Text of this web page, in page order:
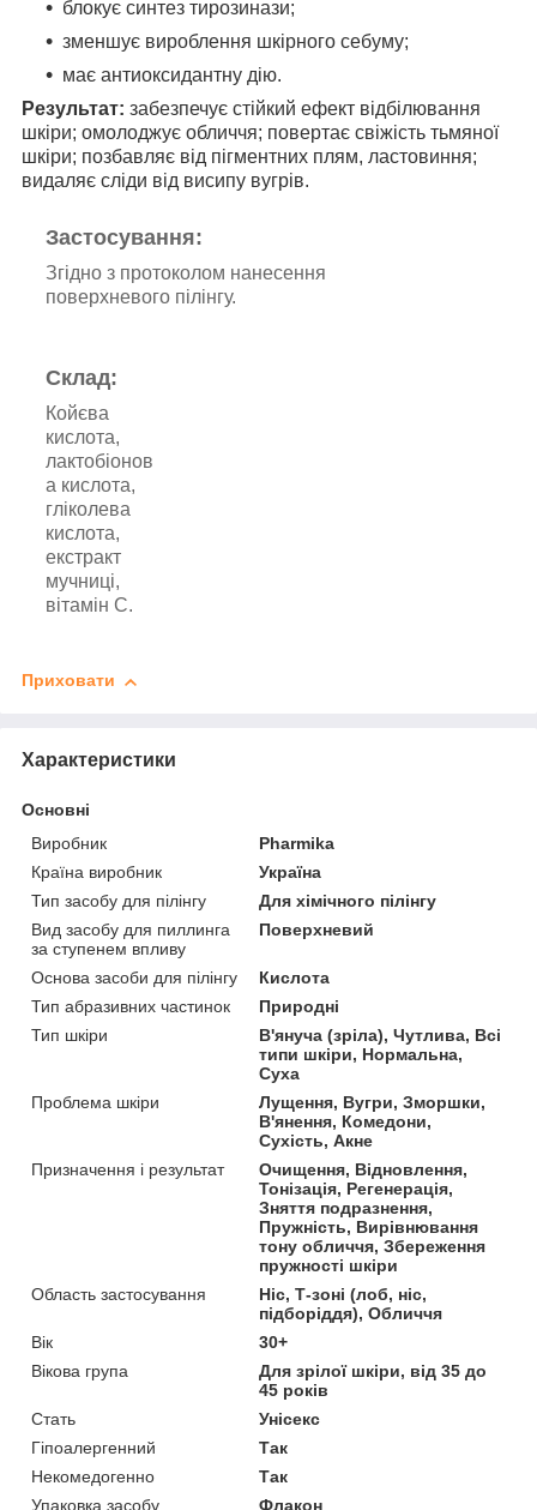
блокує синтез тирозинази;
зменшує вироблення шкірного себуму;
має антиоксидантну дію.
Результат: забезпечує стійкий ефект відбілювання
шкіри; омолоджує обличчя; повертає свіжість тьмяної
шкіри; позбавляє від пігментних плям, ластовиння;
видаляє сліди від висипу вугрів.
Застосування:
Згідно з протоколом нанесення
поверхневого пілінгу.
Склад:
Койєва
кислота,
лактобіонов
а кислота,
гліколева
кислота,
екстракт
мучниці,
вітамін С.
Приховати
Характеристики
Основні
Виробник
Pharmika
Країна виробник
Україна
Тип засобу для пілінгу
Для хімічного пілінгу
Вид засобу для пиллинга
за ступенем впливу
Поверхневий
Основа засоби для пілінгу
Кислота
Тип абразивних частинок
Природні
Тип шкіри
В'януча (зріла), Чутлива, Всі
типи шкіри, Нормальна,
Суха
Проблема шкіри
Лущення, Вугри, Зморшки,
В'янення, Комедони,
Сухість, Акне
Призначення і результат
Очищення, Відновлення,
Тонізація, Регенерація,
Зняття подразнення,
Пружність, Вирівнювання
тону обличчя, Збереження
пружності шкіри
Область застосування
Ніс, Т-зоні (лоб, ніс,
підборіддя), Обличчя
Вік
30+
Вікова група
Для зрілої шкіри, від 35 до
45 років
Стать
Унісекс
Гіпоалергенний
Так
Некомедогенно
Так
Упаковка засобу
Флакон